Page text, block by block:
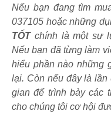
Nếu bạn đang tìm
037105 hoặc những
TỐTchính là một sự
Nếu bạn đã từng làm
hiểu phần nào những
lại. Còn nếu đây là lần
gian để trình bày các
cho chúng tôi cơ hội